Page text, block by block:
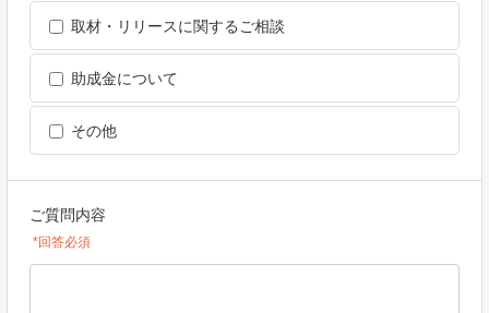
３．個人情報の開示等について
認させていただいたうえで、すみやかに対応いたします。
以上
取材・リリースに関するご相談
助成金について
その他
ご質問内容
*回答必須